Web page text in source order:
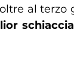
al